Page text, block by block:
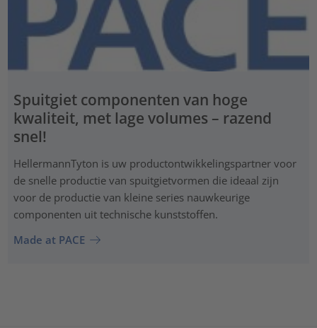
Spuitgiet componenten van hoge
kwaliteit, met lage volumes – razend
snel!
HellermannTyton is uw productontwikkelingspartner voor
de snelle productie van spuitgietvormen die ideaal zijn
voor de productie van kleine series nauwkeurige
componenten uit technische kunststoffen.
Made at PACE